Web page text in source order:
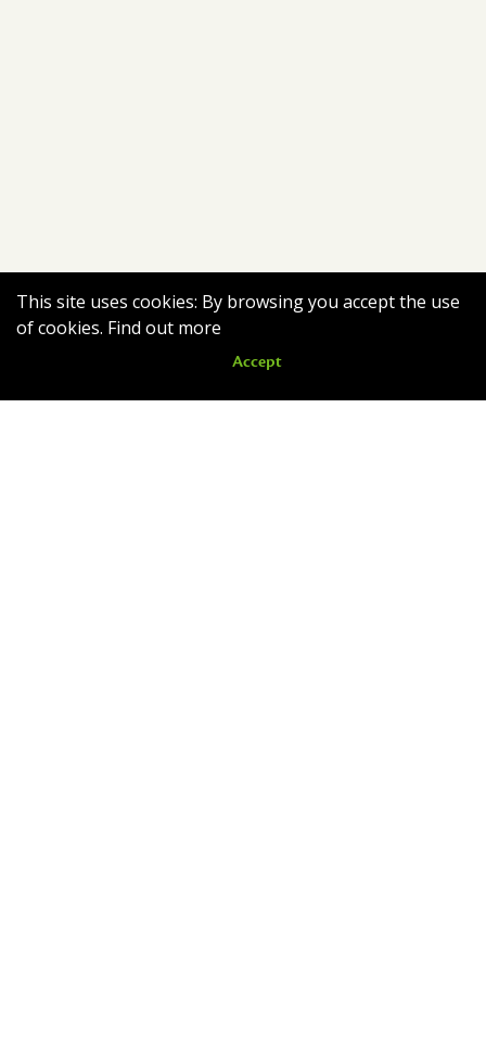
This site uses cookies: By browsing you accept the use
of cookies. Find out more
Accept